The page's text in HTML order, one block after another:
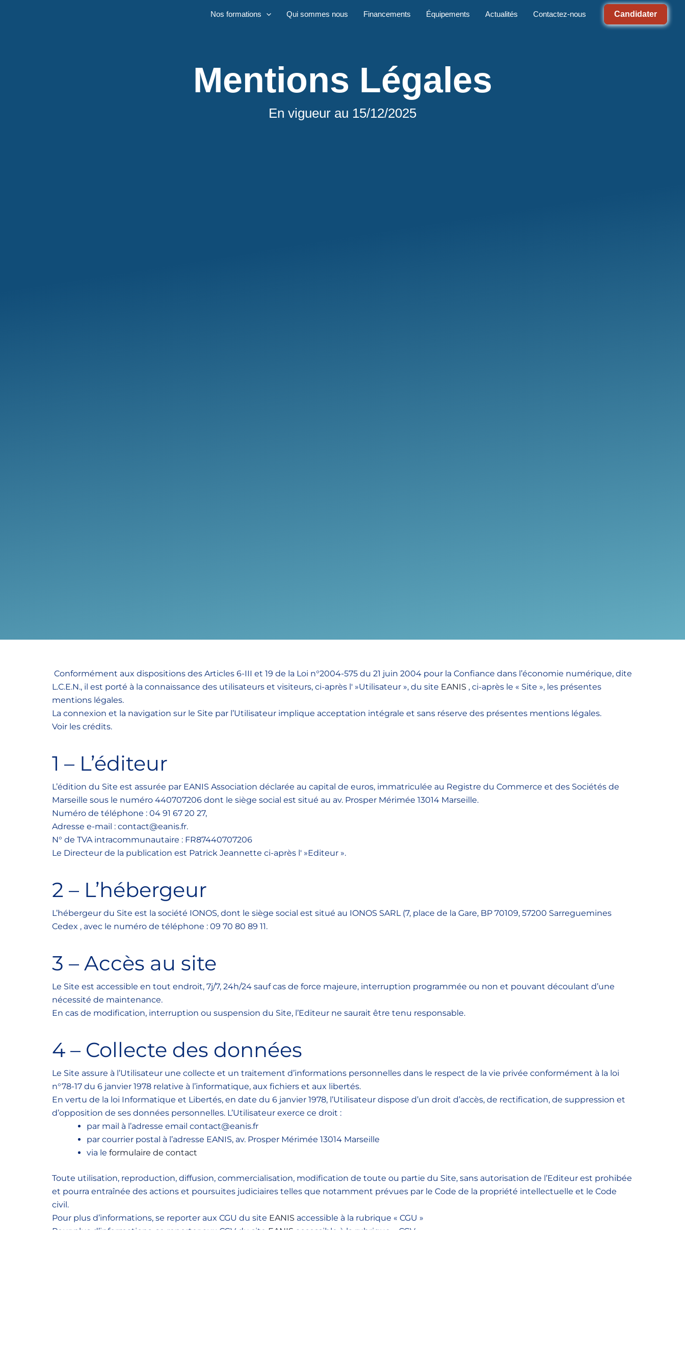
Nos formations Qui sommes nous Financements Équipements Actualités Contactez-nous Candidater
Mentions Légales
En vigueur au 15/12/2025
Conformément aux dispositions des Articles 6-III et 19 de la Loi n°2004-575 du 21 juin 2004 pour la Confiance dans l’économie numérique, dite
L.C.E.N., il est porté à la connaissance des utilisateurs et visiteurs, ci-après l' »Utilisateur », du site EANIS , ci-après le « Site », les présentes
mentions légales.
La connexion et la navigation sur le Site par l’Utilisateur implique acceptation intégrale et sans réserve des présentes mentions légales.
Voir les crédits.
1 – L’éditeur
L’édition du Site est assurée par EANIS Association déclarée au capital de euros, immatriculée au Registre du Commerce et des Sociétés de
Marseille sous le numéro 440707206 dont le siège social est situé au av. Prosper Mérimée 13014 Marseille.
Numéro de téléphone : 04 91 67 20 27,
Adresse e-mail : contact@eanis.fr.
N° de TVA intracommunautaire : FR87440707206
Le Directeur de la publication est Patrick Jeannette ci-après l' »Editeur ».
2 – L’hébergeur
L’hébergeur du Site est la société IONOS, dont le siège social est situé au IONOS SARL (7, place de la Gare, BP 70109, 57200 Sarreguemines
Cedex , avec le numéro de téléphone : 09 70 80 89 11.
3 – Accès au site
Le Site est accessible en tout endroit, 7j/7, 24h/24 sauf cas de force majeure, interruption programmée ou non et pouvant découlant d’une
nécessité de maintenance.
En cas de modification, interruption ou suspension du Site, l’Editeur ne saurait être tenu responsable.
4 – Collecte des données
Le Site assure à l’Utilisateur une collecte et un traitement d’informations personnelles dans le respect de la vie privée conformément à la loi
n°78-17 du 6 janvier 1978 relative à l’informatique, aux fichiers et aux libertés.
En vertu de la loi Informatique et Libertés, en date du 6 janvier 1978, l’Utilisateur dispose d’un droit d’accès, de rectification, de suppression et
d’opposition de ses données personnelles. L’Utilisateur exerce ce droit :
par mail à l’adresse email contact@eanis.fr
par courrier postal à l’adresse EANIS, av. Prosper Mérimée 13014 Marseille
via le formulaire de contact
Toute utilisation, reproduction, diffusion, commercialisation, modification de toute ou partie du Site, sans autorisation de l’Editeur est prohibée
et pourra entraînée des actions et poursuites judiciaires telles que notamment prévues par le Code de la propriété intellectuelle et le Code
civil.
Pour plus d’informations, se reporter aux CGU du site EANIS accessible à la rubrique « CGU »
Pour plus d’informations, se reporter aux CGV du site EANIS accessible à la rubrique « CGV »